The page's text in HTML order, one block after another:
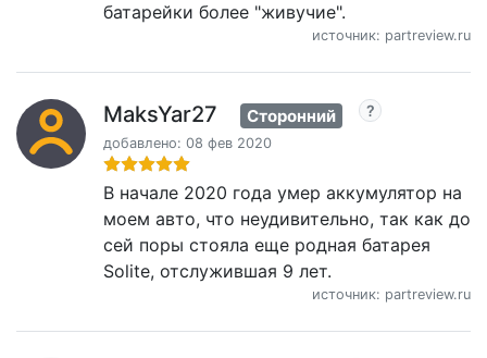
батарейки более "живучие".
источник: partreview.ru
MaksYar27 Сторонний
добавлено: 08 фев 2020
В начале 2020 года умер аккумулятор на
моем авто, что неудивительно, так как до
сей поры стояла еще родная батарея
Solite, отслужившая 9 лет.
источник: partreview.ru